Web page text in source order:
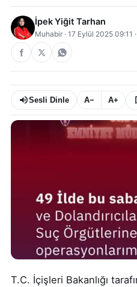
İpek Yiğit Tarhan
Muhabir · 17 Eylül 2025 09:11 ·
Sesli Dinle A− A+
T.C. İçişleri Bakanlığı